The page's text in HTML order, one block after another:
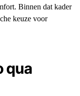
Binnen dat kader
keuze voor
qua